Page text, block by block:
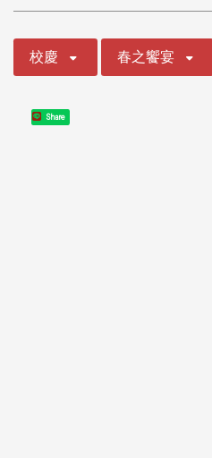
校慶 春之饗宴
Share